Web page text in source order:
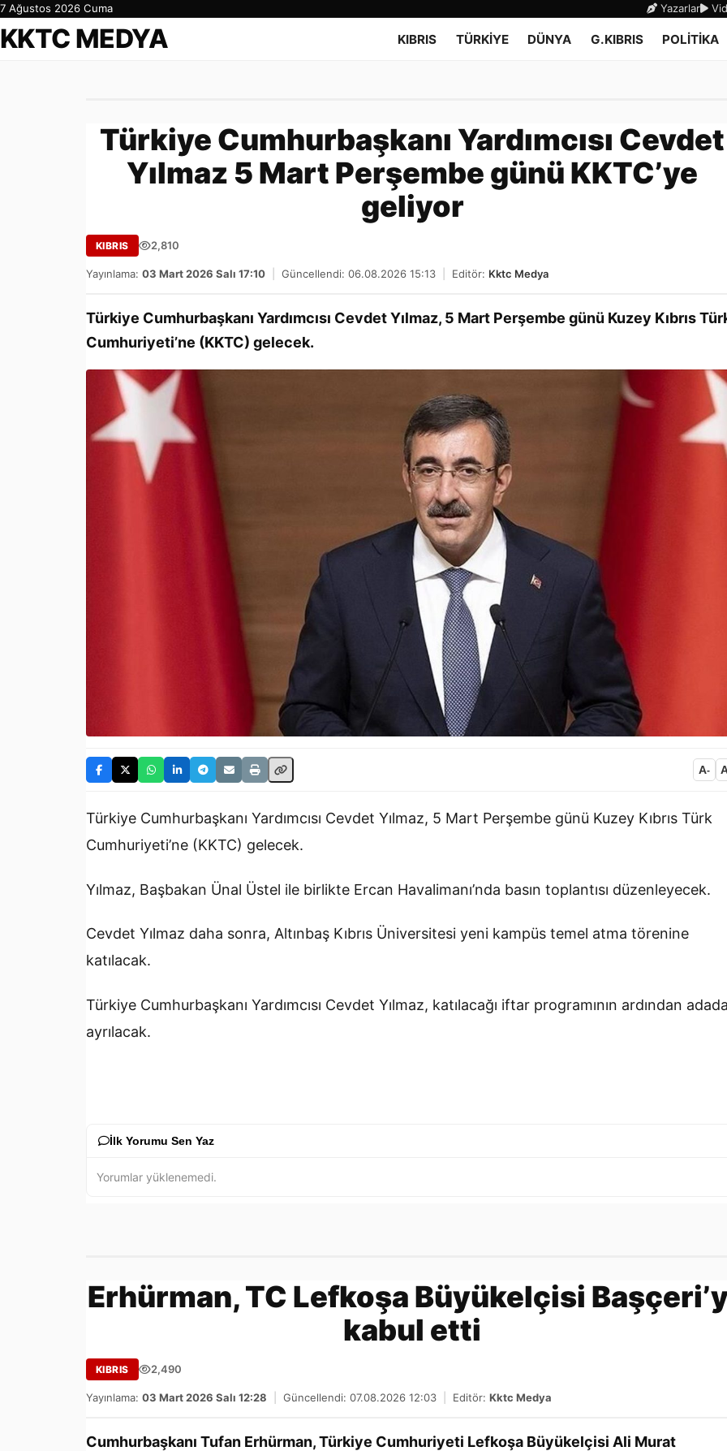
7 Ağustos 2026 Cuma Yazarlar
KKTC MEDYA KIBRIS TÜRKİYE DÜNYA G.KIBRIS POLİTİKA
Türkiye Cumhurbaşkanı Yardımcısı Cevdet
Yılmaz 5 Mart Perşembe günü KKTC’ye
geliyor
KIBRIS 2,810
Yayınlama: 03 Mart 2026 Salı 17:10 Güncellendi: 06.08.2026 15:13 Editör: Kktc Medya
Türkiye Cumhurbaşkanı Yardımcısı Cevdet Yılmaz, 5 Mart Perşembe günü Kuzey Kıbrıs
Cumhuriyeti’ne (KKTC) gelecek.
A-
Türkiye Cumhurbaşkanı Yardımcısı Cevdet Yılmaz, 5 Mart Perşembe günü Kuzey Kıbrıs Türk
Cumhuriyeti’ne (KKTC) gelecek.
Yılmaz, Başbakan Ünal Üstel ile birlikte Ercan Havalimanı’nda basın toplantısı düzenleyecek.
Cevdet Yılmaz daha sonra, Altınbaş Kıbrıs Üniversitesi yeni kampüs temel atma törenine
katılacak.
Türkiye Cumhurbaşkanı Yardımcısı Cevdet Yılmaz, katılacağı iftar programının ardından
ayrılacak.
İlk Yorumu Sen Yaz
Yorumlar yüklenemedi.
Erhürman, TC Lefkoşa Büyükelçisi
kabul etti
KIBRIS 2,490
Yayınlama: 03 Mart 2026 Salı 12:28 Güncellendi: 07.08.2026 12:03 Editör: Kktc Medya
Cumhurbaşkanı Tufan Erhürman, Türkiye Cumhuriyeti Lefkoşa Büyükelçisi Ali Murat